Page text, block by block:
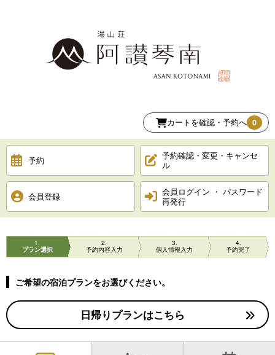
カートを確認・予約へ 0
予約
予約確認・変更・キャンセ
ル
会員登録
会員ログイン ・ パスワード
再発行
1
プラン選択
2
予約内容入力
3
個人情報入力
4
予約完了
ご希望の宿泊プランをお選びください。
日帰りプランはこちら